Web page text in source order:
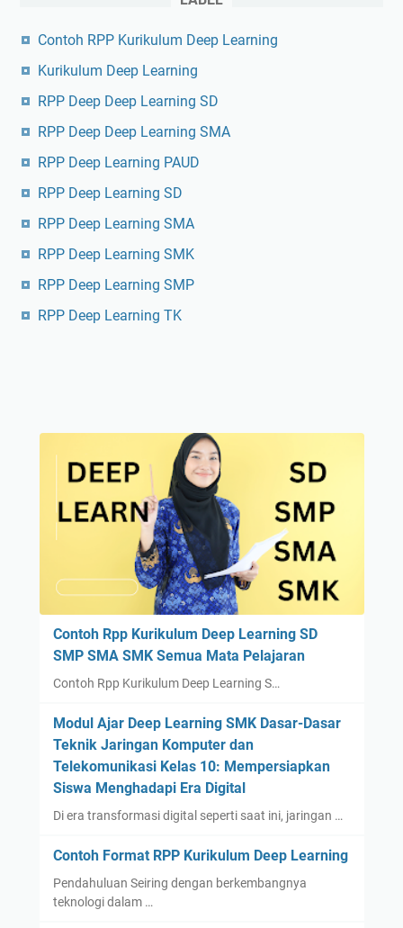
Contoh RPP Kurikulum Deep Learning
Kurikulum Deep Learning
RPP Deep Deep Learning SD
RPP Deep Deep Learning SMA
RPP Deep Learning PAUD
RPP Deep Learning SD
RPP Deep Learning SMA
RPP Deep Learning SMK
RPP Deep Learning SMP
RPP Deep Learning TK
Contoh Rpp Kurikulum Deep Learning SD
SMP SMA SMK Semua Mata Pelajaran
Contoh Rpp Kurikulum Deep Learning S…
Modul Ajar Deep Learning SMK Dasar-Dasar
Teknik Jaringan Komputer dan
Telekomunikasi Kelas 10: Mempersiapkan
Siswa Menghadapi Era Digital
Di era transformasi digital seperti saat ini, jaringan …
Contoh Format RPP Kurikulum Deep Learning
Pendahuluan Seiring dengan berkembangnya
teknologi dalam …